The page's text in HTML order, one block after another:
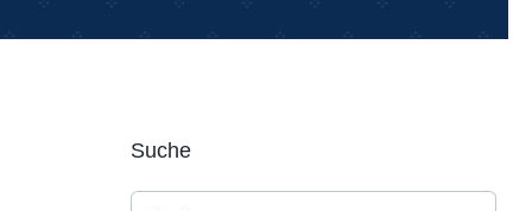
Alles zum Tasten, Zupfen, Schlagen.
Suche